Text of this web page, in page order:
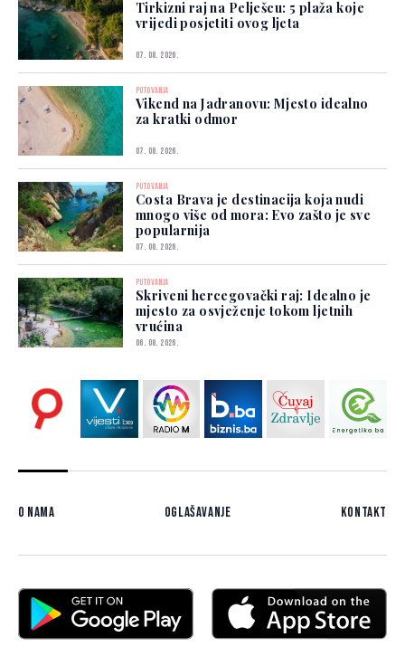
Tirkizni raj na Pelješcu: 5 plaža koje
vrijedi posjetiti ovog ljeta
07. 08. 2026.
PUTOVANJA
Vikend na Jadranovu: Mjesto idealno
za kratki odmor
07. 08. 2026.
PUTOVANJA
Costa Brava je destinacija koja nudi
mnogo više od mora: Evo zašto je sve
popularnija
07. 08. 2026.
PUTOVANJA
Skriveni hercegovački raj: Idealno je
mjesto za osvježenje tokom ljetnih
vrućina
06. 08. 2026.
O nama Oglašavanje Kontakt